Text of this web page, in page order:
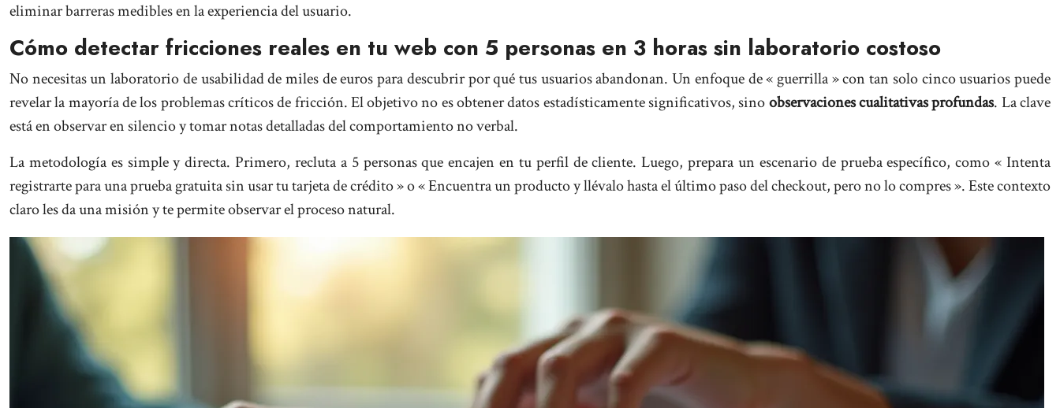
eliminar barreras medibles en la experiencia del usuario.
Cómo detectar fricciones reales en tu web con 5 personas en 3 horas sin laboratorio costoso
No necesitas un laboratorio de usabilidad de miles de euros para descubrir por qué tus usuarios abandonan. Un enfoque de « guerrilla » con tan solo cinco usuarios puede
revelar la mayoría de los problemas críticos de fricción. El objetivo no es obtener datos estadísticamente significativos, sinoobservaciones cualitativas profundas. La clave
está en observar en silencio y tomar notas detalladas del comportamiento no verbal.
La metodología es simple y directa. Primero, recluta a 5 personas que encajen en tu perfil de cliente. Luego, prepara un escenario de prueba específico, como « Intenta
registrarte para una prueba gratuita sin usar tu tarjeta de crédito » o « Encuentra un producto y llévalo hasta el último paso del checkout, pero no lo compres ». Este contexto
claro les da una misión y te permite observar el proceso natural.